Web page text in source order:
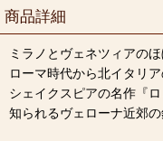
商品詳細
ミラノとヴェネツィアのほ
ローマ時代から北イタリ
シェイクスピアの名作『
知られるヴェローナ近郊の